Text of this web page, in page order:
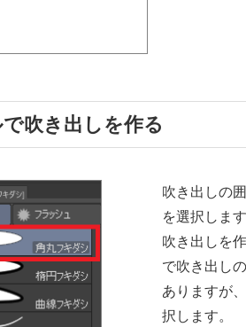
吹き出しを作る
吹き出しの
を選択します
吹き出しを
で吹き出し
ありますが
択します。